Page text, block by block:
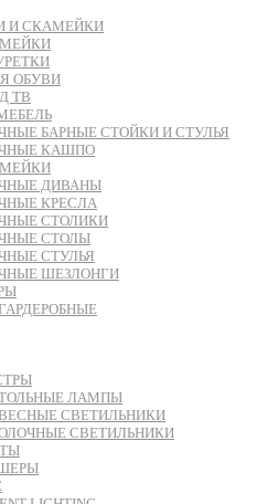
И СКАМЕЙКИ
ОБУВИ
ТВ
БАРНЫЕ СТОЙКИ И СТУЛЬЯ
КАШПО
ДИВАНЫ
КРЕСЛА
СТОЛИКИ
СТОЛЫ
СТУЛЬЯ
ШЕЗЛОНГИ
ЛАМПЫ
СВЕТИЛЬНИКИ
СВЕТИЛЬНИКИ